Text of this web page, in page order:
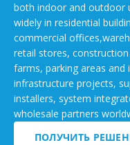
both indoor and outdoor
widely in residential
commercial
retail stores,
farms, parking areas and
infrastructure projects,
installers, system
wholesale partners
ПОЛУЧИТЬ